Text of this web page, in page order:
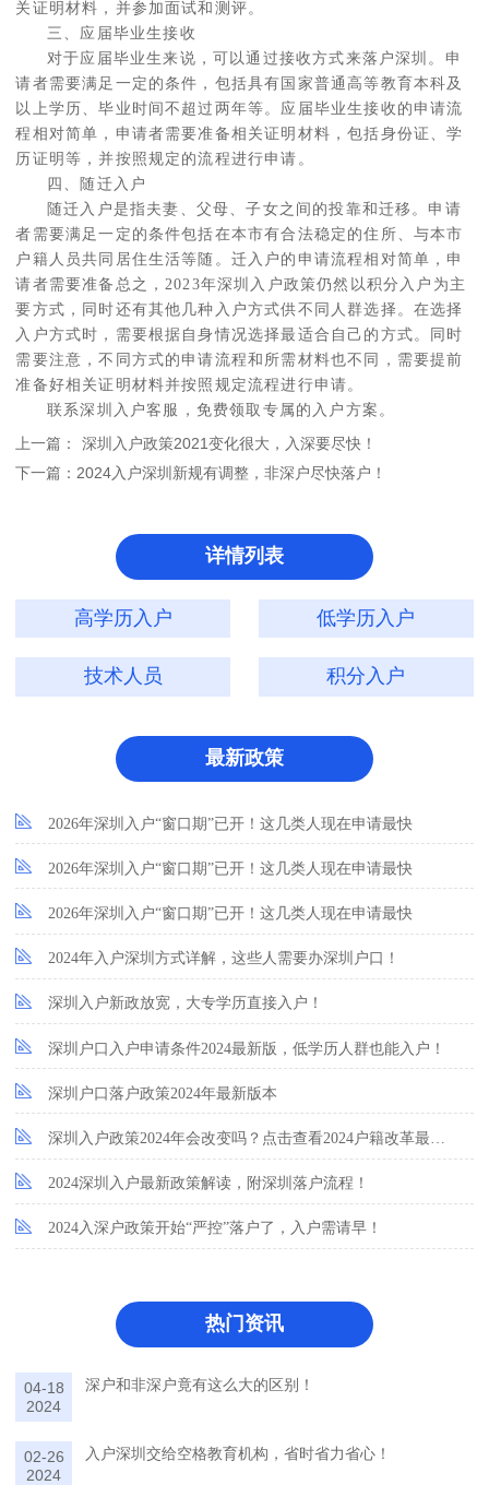
关证明材料，并参加面试和测评。
三、应届毕业生接收
对于应届毕业生来说，可以通过接收方式来落户深圳。申
请者需要满足一定的条件，包括具有国家普通高等教育本科及
以上学历、毕业时间不超过两年等。应届毕业生接收的申请流
程相对简单，申请者需要准备相关证明材料，包括身份证、学
历证明等，并按照规定的流程进行申请。
四、随迁入户
随迁入户是指夫妻、父母、子女之间的投靠和迁移。申请
者需要满足一定的条件包括在本市有合法稳定的住所、与本市
户籍人员共同居住生活等随。迁入户的申请流程相对简单，申
请者需要准备总之，2023年深圳入户政策仍然以积分入户为主
要方式，同时还有其他几种入户方式供不同人群选择。在选择
入户方式时，需要根据自身情况选择最适合自己的方式。同时
需要注意，不同方式的申请流程和所需材料也不同，需要提前
准备好相关证明材料并按照规定流程进行申请。
联系深圳入户客服，免费领取专属的入户方案。
上一篇：深圳入户政策2021变化很大，入深要尽快！
下一篇： 2024入户深圳新规有调整，非深户尽快落户！
详情列表
高学历入户 低学历入户
技术人员 积分入户
最新政策
2026年深圳入户“窗口期”已开！这几类人现在申请最快
2026年深圳入户“窗口期”已开！这几类人现在申请最快
2026年深圳入户“窗口期”已开！这几类人现在申请最快
2024年入户深圳方式详解，这些人需要办深圳户口！
深圳入户新政放宽，大专学历直接入户！
深圳户口入户申请条件2024最新版，低学历人群也能入户！
深圳户口落户政策2024年最新版本
2024深圳入户最新政策解读，附深圳落户流程！
2024入深户政策开始“严控”落户了，入户需请早！
热门资讯
04-18
2024
深户和非深户竟有这么大的区别！
02-26
2024
入户深圳交给空格教育机构，省时省力省心！